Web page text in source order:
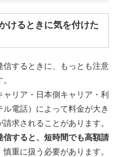
けるときに気を付けた
するときに、もっとも注意
リア・日本側キャリア・利
電話）によって料金が大き
求されることがあります。
信すると、短時間でも高額請
慎重に扱う必要があります。